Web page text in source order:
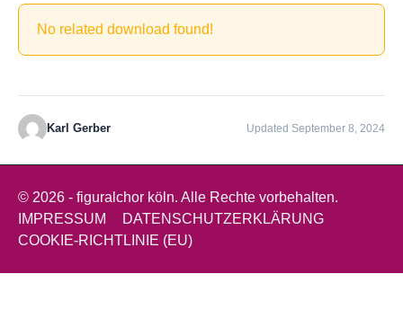
No related download found!
Karl Gerber Updated September 8, 2024
© 2026 - figuralchor köln. Alle Rechte vorbehalten.
IMPRESSUM
DATENSCHUTZERKLÄRUNG
COOKIE-RICHTLINIE (EU)